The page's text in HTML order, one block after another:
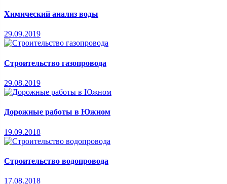
Химический анализ воды
29.09.2019
Строительство газопровода
29.08.2019
Дорожные работы в Южном
19.09.2018
Строительство водопровода
17.08.2018